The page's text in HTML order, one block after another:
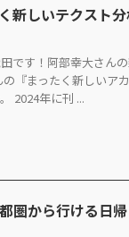
新しいテクスト
です！阿部幸大さん
の『まったく新しいア
2024年に刊 ...
圏から行ける日